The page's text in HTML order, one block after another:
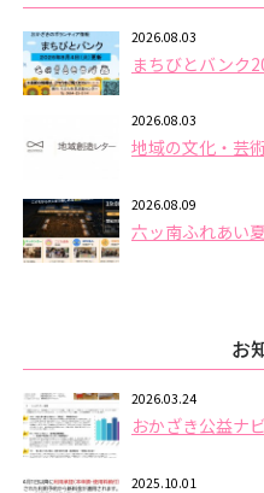
2026.08.03
まちびとバンク
2026.08.03
地域の文化・芸
2026.08.09
六ッ南ふれあい
お
2026.03.24
おかざき公益ナ
2025.10.01